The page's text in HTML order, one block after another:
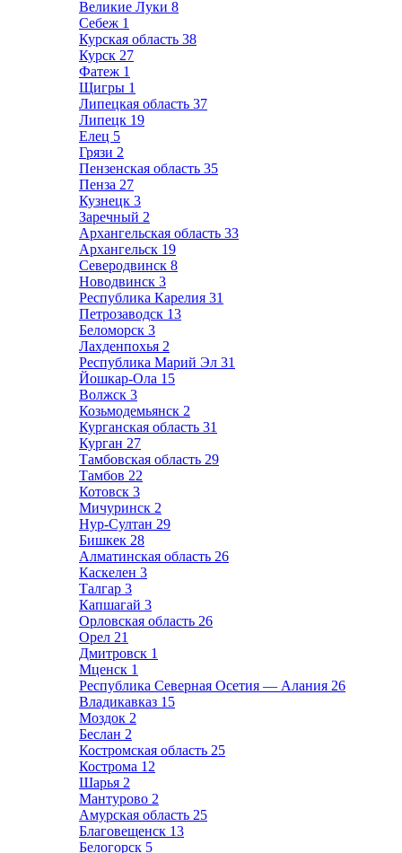
Великие Луки 8
Себеж 1
Курская область 38
Курск 27
Фатеж 1
Щигры 1
Липецкая область 37
Липецк 19
Елец 5
Грязи 2
Пензенская область 35
Пенза 27
Кузнецк 3
Заречный 2
Архангельская область 33
Архангельск 19
Северодвинск 8
Новодвинск 3
Республика Карелия 31
Петрозаводск 13
Беломорск 3
Лахденпохья 2
Республика Марий Эл 31
Йошкар-Ола 15
Волжск 3
Козьмодемьянск 2
Курганская область 31
Курган 27
Тамбовская область 29
Тамбов 22
Котовск 3
Мичуринск 2
Нур-Султан 29
Бишкек 28
Алматинская область 26
Каскелен 3
Талгар 3
Капшагай 3
Орловская область 26
Орел 21
Дмитровск 1
Мценск 1
Республика Северная Осетия — Алания 26
Владикавказ 15
Моздок 2
Беслан 2
Костромская область 25
Кострома 12
Шарья 2
Мантурово 2
Амурская область 25
Благовещенск 13
Белогорск 5